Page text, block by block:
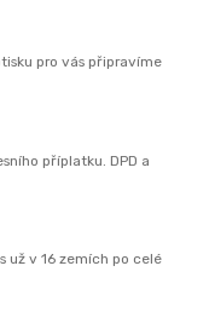
pro vás připravíme
příplatku. DPD a
už v 16 zemích po celé